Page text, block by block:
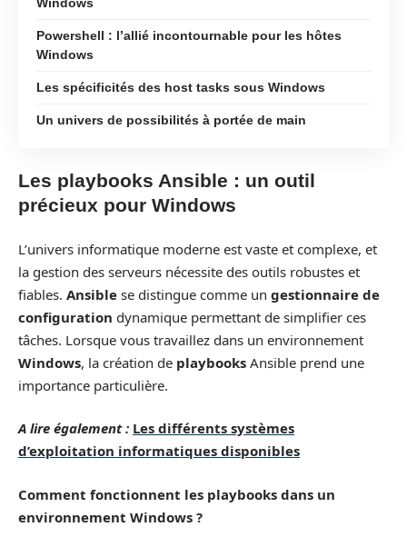
Powershell : l’allié incontournable pour les hôtes
Windows
Les spécificités des host tasks sous Windows
Un univers de possibilités à portée de main
Les playbooks Ansible : un outil
précieux pour Windows
L’univers informatique moderne est vaste et complexe, et
la gestion des serveurs nécessite des outils robustes et
fiables. Ansible se distingue comme un gestionnaire de
configuration dynamique permettant de simplifier ces
tâches. Lorsque vous travaillez dans un environnement
Windows, la création de playbooks Ansible prend une
importance particulière.
A lire également : Les différents systèmes
d’exploitation informatiques disponibles
Comment fonctionnent les playbooks dans un
environnement Windows ?